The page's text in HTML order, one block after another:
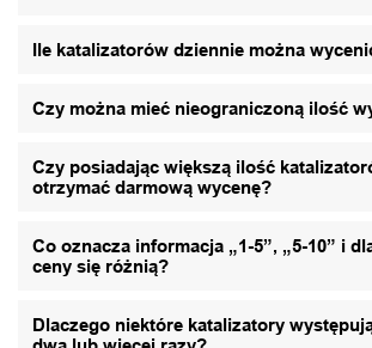
Ile katalizatorów dziennie można
Czy można mieć nieograniczoną ilość
Czy posiadając większą ilość
otrzymać darmową wycenę?
Co oznacza informacja „1-5”, „5-10” i
ceny się różnią?
Dlaczego niektóre katalizatory